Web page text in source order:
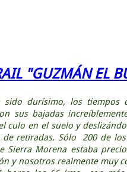
"GUZMÁN EL
durísimo, los tiempos
sus bajadas
culo en el suelo y
retiradas. Sólo 200 de
Sierra Morena estaba
y nosotros realmente muy